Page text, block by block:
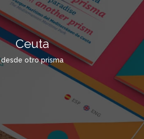
Ceuta
desde otro prisma